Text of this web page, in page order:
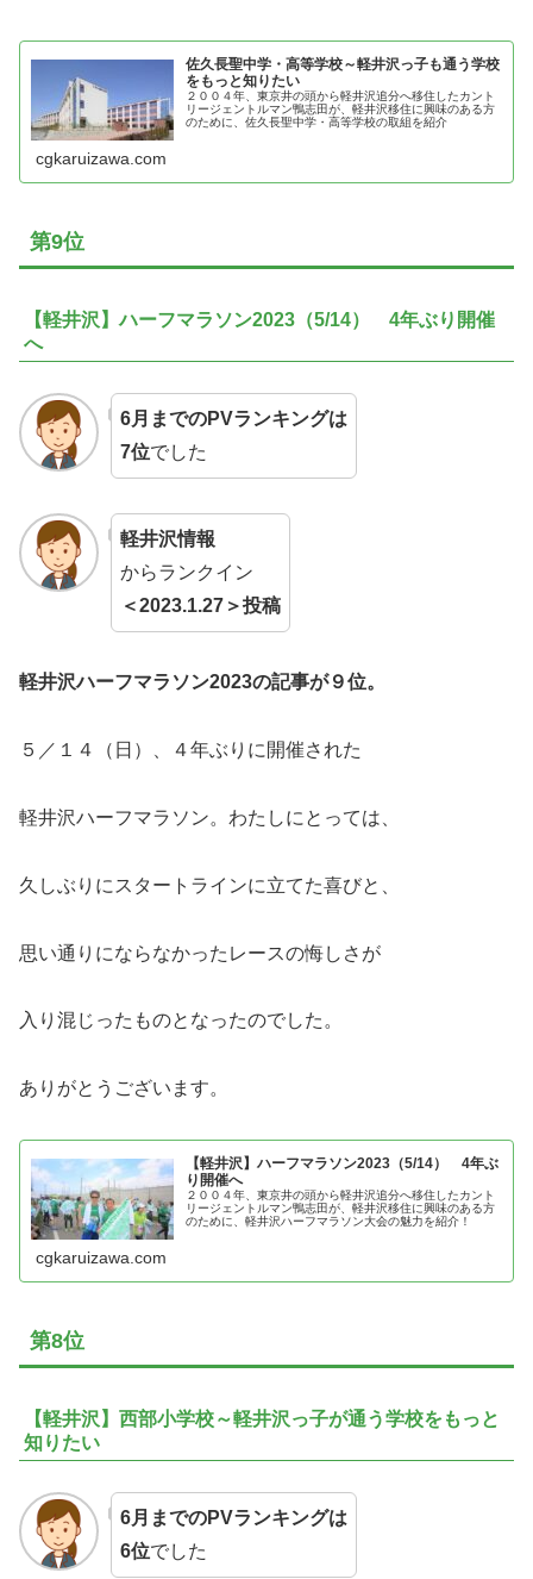
佐久長聖中学・高等学校～軽井沢っ子も通う学校
をもっと知りたい
２００４年、東京井の頭から軽井沢追分へ移住したカント
リージェントルマン鴨志田が、軽井沢移住に興味のある方
のために、佐久長聖中学・高等学校の取組を紹介
cgkaruizawa.com
第9位
【軽井沢】ハーフマラソン2023（5/14） 4年ぶり開催
へ
6月までのPVランキングは
7位でした
軽井沢情報
からランクイン
＜2023.1.27＞投稿
軽井沢ハーフマラソン2023の記事が９位。
５／１４（日）、４年ぶりに開催された
軽井沢ハーフマラソン。わたしにとっては、
久しぶりにスタートラインに立てた喜びと、
思い通りにならなかったレースの悔しさが
入り混じったものとなったのでした。
ありがとうございます。
【軽井沢】ハーフマラソン2023（5/14） 4年ぶ
り開催へ
２００４年、東京井の頭から軽井沢追分へ移住したカント
リージェントルマン鴨志田が、軽井沢移住に興味のある方
のために、軽井沢ハーフマラソン大会の魅力を紹介！
cgkaruizawa.com
第8位
【軽井沢】西部小学校～軽井沢っ子が通う学校をもっと
知りたい
6月までのPVランキングは
6位でした